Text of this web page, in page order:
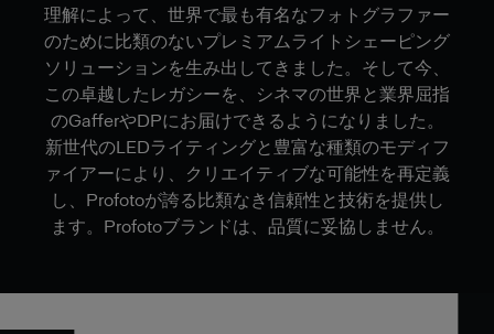
理解によって、世界で最も有名なフォトグラファー
のために比類のないプレミアムライトシェーピング
ソリューションを生み出してきました。そして今、
この卓越したレガシーを、シネマの世界と業界屈指
のGafferやDPにお届けできるようになりました。
新世代のLEDライティングと豊富な種類のモディフ
ァイアーにより、クリエイティブな可能性を再定義
し、Profotoが誇る比類なき信頼性と技術を提供し
ます。Profotoブランドは、品質に妥協しません。